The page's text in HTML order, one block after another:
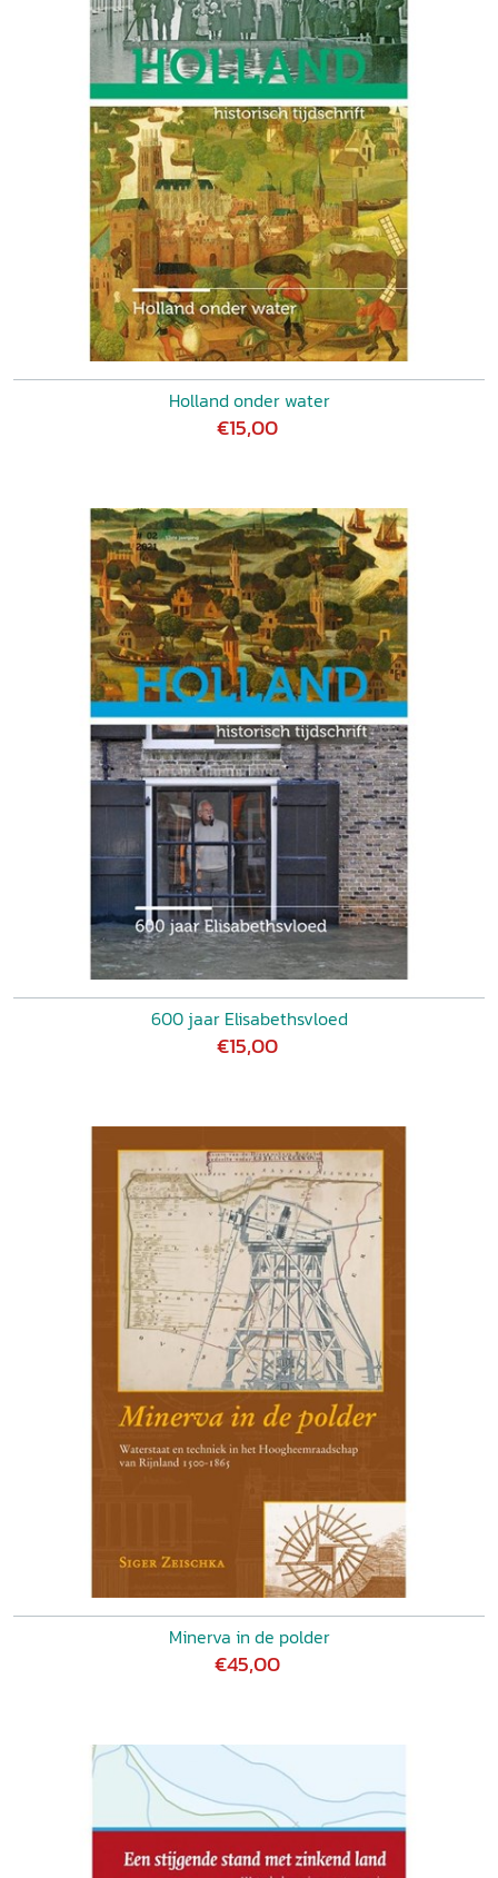
Holland onder water
€15,00
600 jaar Elisabethsvloed
€15,00
Minerva in de polder
€45,00